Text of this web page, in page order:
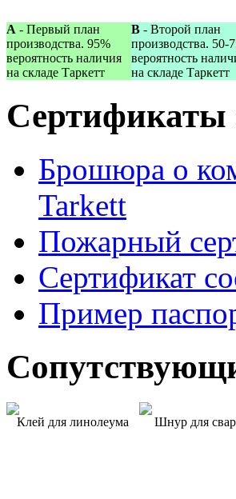
A - Первый план
производства. 95%
вероятность наличия
на складе Таркетт
B - Второй план
производства. 50-
вероятность
на складе Таркетт
Сертификаты
Брошюра о
Tarkett
Пожарный
Сертификат
Пример
Клей для линолеума Шнур для